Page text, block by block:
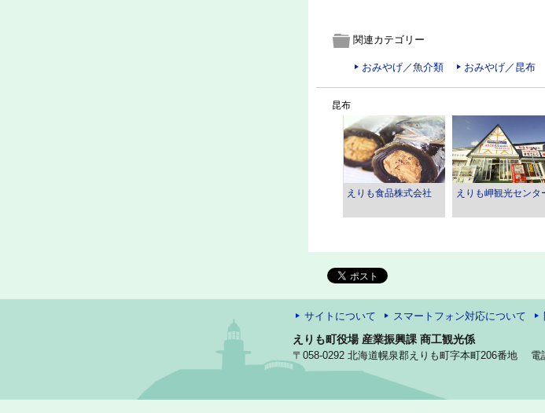
関連カテゴリー
おみやげ／魚介類 おみやげ／昆布
昆布
えりも食品株式会社 えりも岬観光センタ
サイトについて スマートフォン対応について
えりも町役場 産業振興課 商工観光係
〒058-0292 北海道幌泉郡えりも町字本町206番地 電